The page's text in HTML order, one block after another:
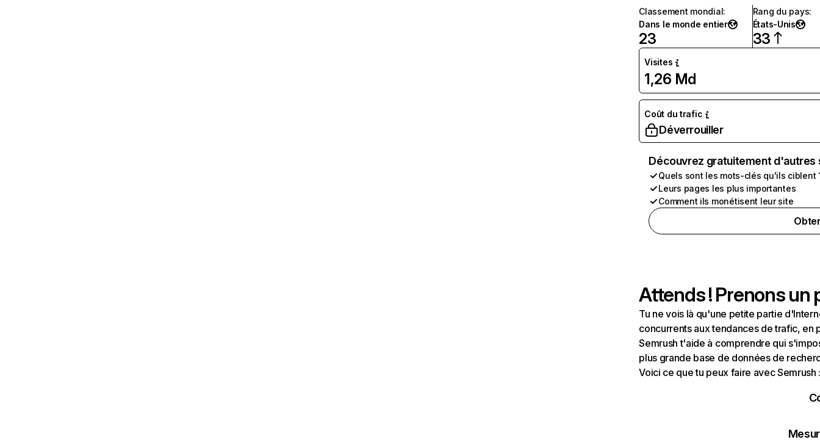
Classement mondial:
Dans le monde entier
23
Rang du pays:
États-Unis
33
Visites
1,26 Md
Coût du trafic
Déverrouiller
Découvrez gratuitement
Quels sont les mots-clés qu'ils ciblent
Leurs pages les plus importantes
Comment ils monétisent leur site
Attends ! Prenons un
Tu ne vois là qu'une petite partie
concurrents aux tendances de trafic, en
Semrush t'aide à comprendre qui
plus grande base de données de
Voici ce que tu peux faire avec Semrush